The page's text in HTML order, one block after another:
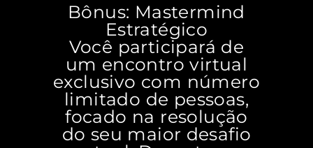
Bônus: Mastermind
Estratégico
Você participará de
um encontro virtual
exclusivo com número
limitado de pessoas,
focado na resolução
do seu maior desafio